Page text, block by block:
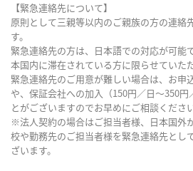
【緊急連絡先について】
原則として三親等以内のご親族の方の連絡
す。
緊急連絡先の方は、日本語での対応が可能
本国内に滞在されている方に限らせていた
緊急連絡先のご用意が難しい場合は、お申
や、保証会社への加入（150円／日～350
とがございますのでお早めにご相談ください
※法人契約の場合はご担当者様、日本国外
校や勤務先のご担当者様を緊急連絡先とし
ざいます。